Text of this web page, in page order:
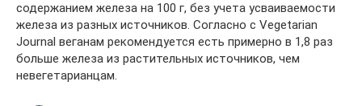
содержанием железа на 100 г, без учета усваиваемости
железа из разных источников. Согласно с Vegetarian
Journal веганам рекомендуется есть примерно в 1,8 раз
больше железа из растительных источников, чем
невегетарианцам.